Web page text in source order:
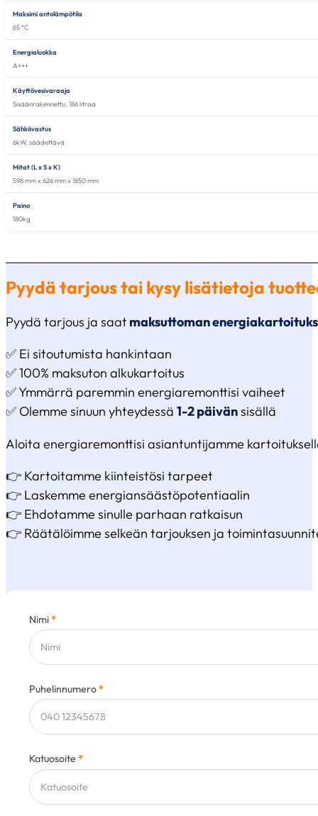
Maksimi antolämpötila
65 °C
Energialuokka
A+++
Käyttövesivaraaja
Sisäänrakennettu, 186 litraa
Sähkövastus
6kW, säädettävä
Mitat (L x S x K)
598 mm x 626 mm x 1850 mm
Paino
180kg
Pyydä tarjous tai kysy lisätietoja
Pyydä tarjous ja saat maksuttoman
✅ Ei sitoutumista hankintaan
✅ 100% maksuton alkukartoitus
✅ Ymmärrä paremmin energiaremonttisi vaiheet
✅ Olemme sinuun yhteydessä 1-2 päivänsisällä
Aloita energiaremonttisi asiantuntijamme
👉 Kartoitamme kiinteistösi tarpeet
👉 Laskemme energiansäästöpotentiaalin
👉 Ehdotamme sinulle parhaan ratkaisun
👉 Räätälöimme selkeän tarjouksen ja
Nimi*
Puhelinnumero*
Katuosoite*